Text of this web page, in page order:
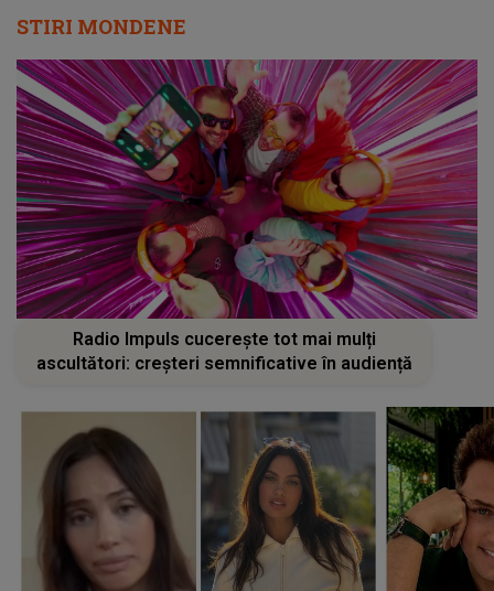
Radio Impuls cucerește tot mai mulți
ascultători: creșteri semnificative în audiență
făcut NOI DECLARAȚII despre
lupta cu boala cumplită: „Nu știu de
ce Dumnezeu m-a ales pe mine.
Am cancer la sân, am intrat în
metastază...”
Mihai
în
public UN
"Nu știu